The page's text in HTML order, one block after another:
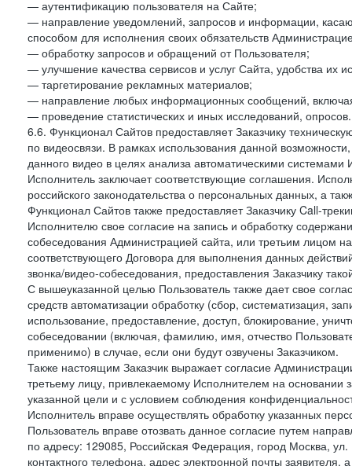
— аутентификацию пользователя на Сайте;
— направление уведомлений, запросов и информации,
способом для исполнения своих обязательств
— обработку запросов и обращений от Пользователя;
— улучшение качества сервисов и услуг Сайта, удобства их
— таргетирование рекламных материалов;
— направление любых информационных сообщений,
— проведение статистических и иных исследований, опросов.
6.6. Функционал Сайтов предоставляет Заказчику
по видеосвязи. В рамках использования данной
данного видео в целях анализа автоматическими
Исполнитель заключает соответствующие соглашения.
российского законодательства о персональных данных, а
Функционал Сайтов также предоставляет Заказчику Call-
Исполнителю свое согласие на запись и обработку
собеседования Администрацией сайта, или третьим лицом
соответствующего Договора для выполнения данных
звонка/видео-собеседования, предоставления Заказчику
С вышеуказанной целью Пользователь также дает свое
средств автоматизации обработку (сбор, систематизация,
использование, предоставление, доступ, блокирование,
собеседовании (включая, фамилию, имя, отчество
применимо) в случае, если они будут озвучены Заказчиком.
Также настоящим Заказчик выражает согласие
третьему лицу, привлекаемому Исполнителем на основании
указанной цели и с условием соблюдения
Исполнитель вправе осуществлять обработку указанных
Пользователь вправе отозвать данное согласие путем
по адресу: 129085, Российская Федерация, город Москва,
контактного телефона, адрес электронной почты